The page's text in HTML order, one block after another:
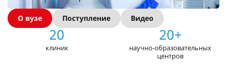
О вузе Поступление Видео
20
клиник
20+
научно-образовательных
центров